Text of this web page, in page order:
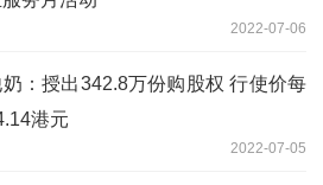
2022-07-06
：授出342.8万份购股权 行使价每
港元
2022-07-05